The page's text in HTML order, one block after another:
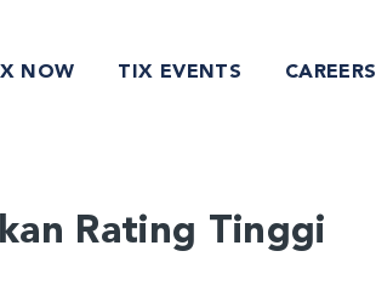
NOW TIX EVENTS CAREERS
Rating Tinggi